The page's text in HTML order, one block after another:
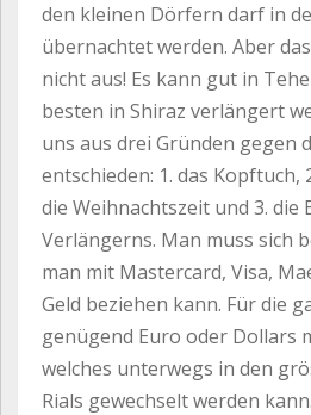
den kleinen Dörfern darf in
übernachtet werden. Aber
nicht aus! Es kann gut in
besten in Shiraz verlängert
uns aus drei Gründen gegen
entschieden: 1. das Kopftuch,
die Weihnachtszeit und 3. die
Verlängerns. Man muss sich
man mit Mastercard, Visa,
Geld beziehen kann. Für die
genügend Euro oder Dollars
welches unterwegs in den
Rials gewechselt werden